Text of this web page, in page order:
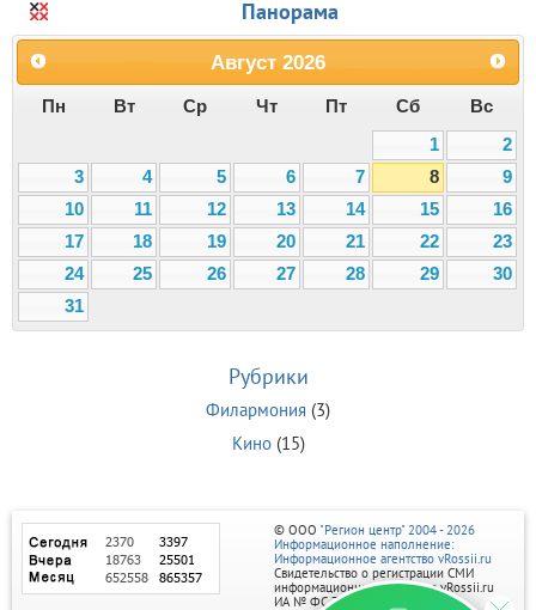
Панорама
Август 2026
Пн Вт Ср Чт Пт Сб
Вс
1
2
3
4 5 6 7 8
9
10
11 12 13 14 15
16
17
18 19 20 21 22
23
24
25 26 27 28 29
30
31
Рубрики
Филармония (3)
Кино(15)
© ООО "Регион центр" 2004 - 2026
Информационное наполнение:
Информационное агентство vRossii.ru
Свидетельство о регистрации СМИ
информационного агентства vRossii.ru
ИА № ФС 77‑35502